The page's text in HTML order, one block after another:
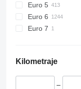
Euro 5
Euro 6
Euro 7
Kilometraje
–